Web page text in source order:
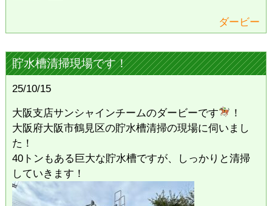
ダービー
貯水槽清掃現場です！
25/10/15
大阪支店サンシャインチームのダービーです
！
大阪府大阪市鶴見区の貯水槽清掃の現場に伺いまし
た！
40トンもある巨大な貯水槽ですが、しっかりと清掃
していきます！